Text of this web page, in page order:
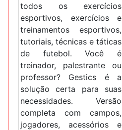
todos os exercícios
esportivos, exercícios e
treinamentos esportivos,
tutoriais, técnicas e táticas
de futebol.
Você é
treinador, palestrante ou
professor?
Gestics é a
solução certa para suas
necessidades.
Versão
completa com campos,
jogadores, acessórios e